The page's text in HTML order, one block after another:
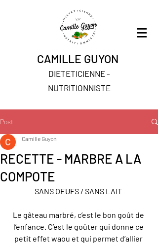
CAMILLE GUYON
DIETETICIENNE -
NUTRITIONNISTE
Post
RECETTE - MARBRE A LA
COMPOTE
Camille Guyon
SANS OEUFS / SANS LAIT
Le gâteau marbré, c’est le bon goût de
l’enfance. C’est le goûter qui donne ce
petit effet waou et qui permet d’allier